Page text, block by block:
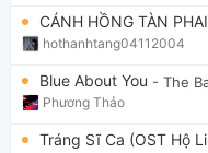
CÁNH HỒNG TÀN PHAI
hothanhtang04112004
Blue About You - The
Phương Thảo
Tráng Sĩ Ca (OST Hộ